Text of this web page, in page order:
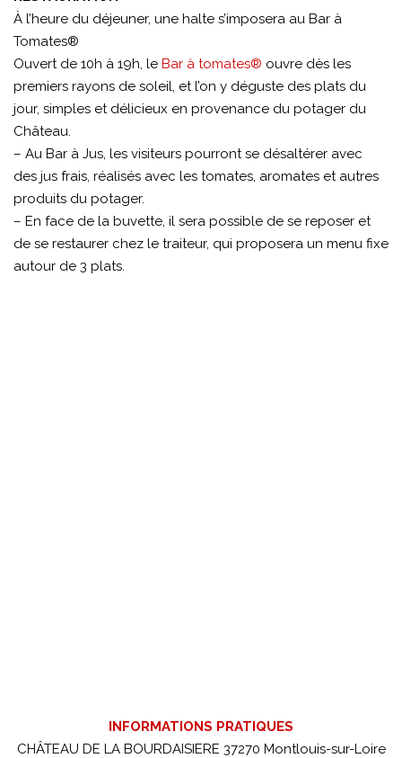
À l’heure du déjeuner, une halte s’imposera au Bar à
Tomates®
Ouvert de 10h à 19h, le Bar à tomates® ouvre dès les
premiers rayons de soleil, et l’on y déguste des plats du
jour, simples et délicieux en provenance du potager du
Château.
– Au Bar à Jus, les visiteurs pourront se désaltérer avec
des jus frais, réalisés avec les tomates, aromates et autres
produits du potager.
– En face de la buvette, il sera possible de se reposer et
de se restaurer chez le traiteur, qui proposera un menu fixe
autour de 3 plats.
INFORMATIONS PRATIQUES
CHÂTEAU DE LA BOURDAISIERE 37270 Montlouis-sur-Loire